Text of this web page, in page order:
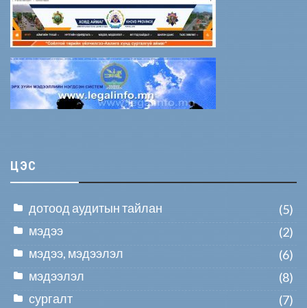
ЦЭС
дотоод аудитын тайлан
(5)
мэдээ
(2)
мэдээ, мэдээлэл
(6)
мэдээлэл
(8)
сургалт
(7)